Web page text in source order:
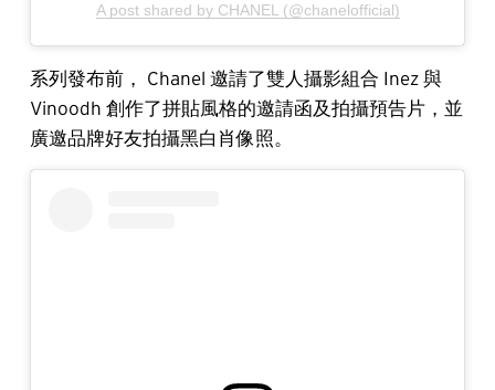
A post shared by CHANEL (@chanelofficial)
系列發布前， Chanel 邀請了雙人攝影組合 Inez 與
Vinoodh 創作了拼貼風格的邀請函及拍攝預告片，並
廣邀品牌好友拍攝黑白肖像照。